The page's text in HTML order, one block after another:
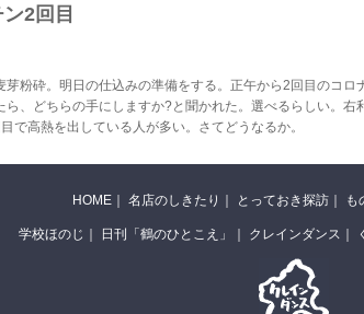
2回目
芽粉砕。明日の仕込みの準備をする。正午から2回目のコ
ら、どちらの手にしますか?と聞かれた。選べるらしい。
で高熱を出している人が多い。さてどうなるか。
HOME ｜ 名店のしきたり ｜ とっておき探訪 ｜ も
学校ほのじ ｜ 日刊「鶴のひとこえ」 ｜ クレインダンス ｜